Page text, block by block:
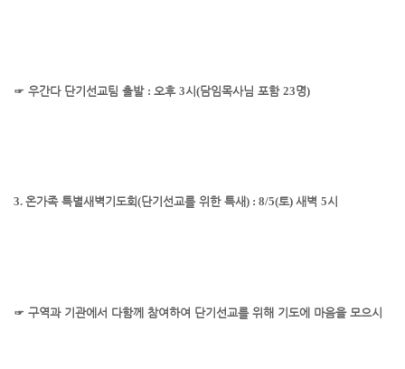
☞ 우간다 단기선교팀 출발 : 오후 3시 (담임목사님 포함 23명)
3. 온가족 특별새벽기도회(단기선교를 위한 특새) : 8/5(토) 새벽 5시
☞ 구역과 기관에서 다함께 참여하여 단기선교를 위해 기도에 마음을 모으시